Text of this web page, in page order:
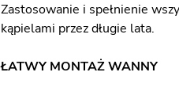
Zastosowanie i spełnienie
kąpielami przez długie lata.
ŁATWY MONTAŻ WANNY